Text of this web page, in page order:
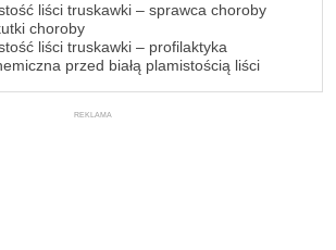
liści truskawki – sprawca choroby
choroby
liści truskawki – profilaktyka
przed białą plamistością liści
REKLAMA